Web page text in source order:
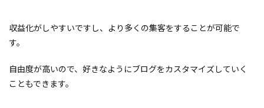
収益化がしやすいですし、より多くの集客をすることが可能で
す。
自由度が高いので、好きなようにブログをカスタマイズしていく
こともできます。